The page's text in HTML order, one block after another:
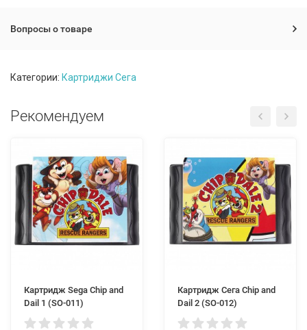
Вопросы о товаре
Категории: Картриджи Сега
Рекомендуем
Картридж Sega Chip and
Dail 1 (SO-011)
Картридж Сега Chip and
Dail 2 (SO-012)